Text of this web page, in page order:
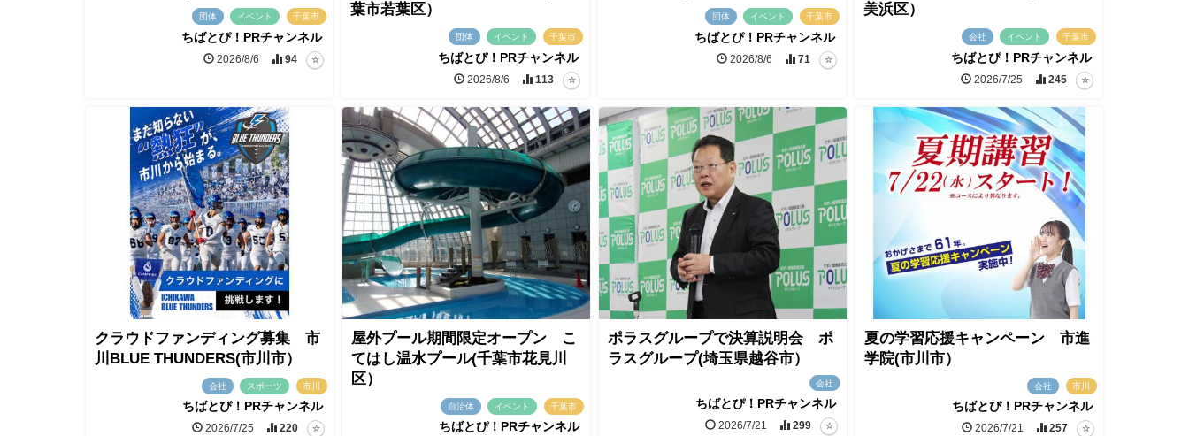
団体 イベント 千葉市
ちばとぴ！PRチャンネル
2026/8/6 94
葉市若葉区）
団体 イベント 千葉市
ちばとぴ！PRチャンネル
2026/8/6 113
団体 イベント 千葉市
ちばとぴ！PRチャンネル
2026/8/6 71
美浜区）
会社 イベント 千葉市
ちばとぴ！PRチャンネル
2026/7/25 245
クラウドファンディング募集 市
川BLUE THUNDERS(市川市）
会社 スポーツ 市川
ちばとぴ！PRチャンネル
2026/7/25 220
屋外プール期間限定オープン こ
てはし温水プール(千葉市花見川
区）
自治体 イベント 千葉市
ちばとぴ！PRチャンネル
ポラスグループで決算説明会 ポ
ラスグループ(埼玉県越谷市）
会社
ちばとぴ！PRチャンネル
2026/7/21 299
夏の学習応援キャンペーン 市進
学院(市川市）
会社 市川
ちばとぴ！PRチャンネル
2026/7/21 257